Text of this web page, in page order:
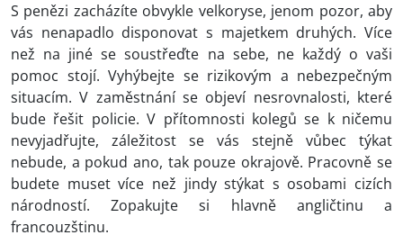
S penězi zacházíte obvykle velkoryse, jenom pozor, aby
vás nenapadlo disponovat s majetkem druhých. Více
než na jiné se soustřeďte na sebe, ne každý o vaši
pomoc stojí. Vyhýbejte se rizikovým a nebezpečným
situacím. V zaměstnání se objeví nesrovnalosti, které
bude řešit policie. V přítomnosti kolegů se k ničemu
nevyjadřujte, záležitost se vás stejně vůbec týkat
nebude, a pokud ano, tak pouze okrajově. Pracovně se
budete muset více než jindy stýkat s osobami cizích
národností. Zopakujte si hlavně angličtinu a
francouzštinu.